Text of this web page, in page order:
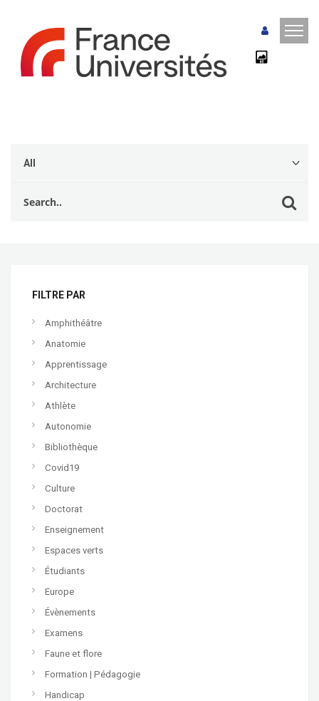
FILTRE PAR
Amphithéâtre
Anatomie
Apprentissage
Architecture
Athlète
Autonomie
Bibliothèque
Covid19
Culture
Doctorat
Enseignement
Espaces verts
Étudiants
Europe
Évènements
Examens
Faune et flore
Formation | Pédagogie
Handicap